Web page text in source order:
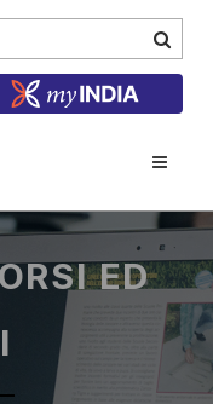
ED